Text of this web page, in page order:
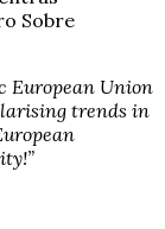
Sobre
European Union
trends in